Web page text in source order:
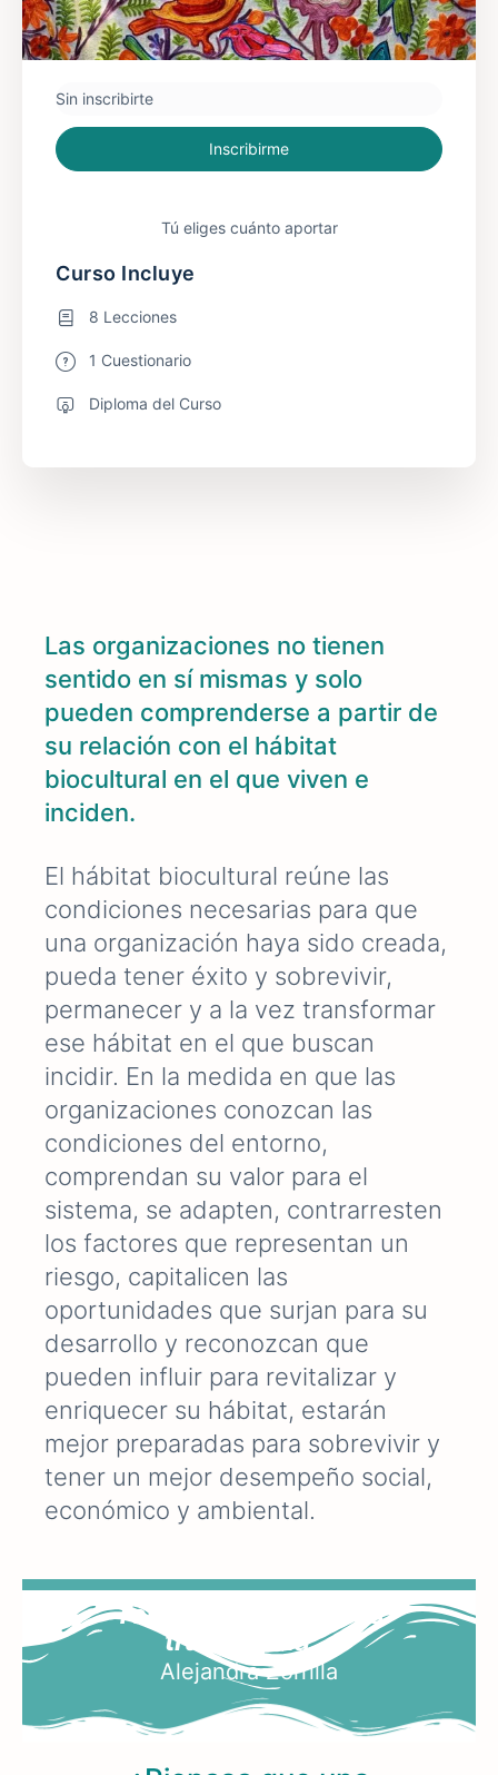
Las organizaciones no tienen
sentido en sí mismas y solo
pueden comprenderse a partir de
su relación con el hábitat
biocultural en el que viven e
inciden.
El hábitat biocultural reúne las
condiciones necesarias para que
una organización haya sido creada,
pueda tener éxito y sobrevivir,
permanecer y a la vez transformar
ese hábitat en el que buscan
incidir. En la medida en que las
organizaciones conozcan las
condiciones del entorno,
comprendan su valor para el
sistema, se adapten, contrarresten
los factores que representan un
riesgo, capitalicen las
oportunidades que surjan para su
desarrollo y reconozcan que
pueden influir para revitalizar y
enriquecer su hábitat, estarán
mejor preparadas para sobrevivir y
tener un mejor desempeño social,
económico y ambiental.
Tocar el entorno nos
transforma...
Alejandra Zorrilla
Sin inscribirte
Inscribirme
Tú eliges cuánto aportar
Curso Incluye
8 Lecciones
1 Cuestionario
Diploma del Curso